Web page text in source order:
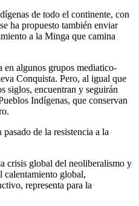
de todo el continente, con
ha propuesto también enviar
a la Minga que camina
en algunos grupos mediatico-
Conquista. Pero, al igual que
siglos, encuentran y seguirán
Indígenas, que conservan
de la resistencia a la
crisis global del neoliberalismo y
calentamiento global,
representa para la